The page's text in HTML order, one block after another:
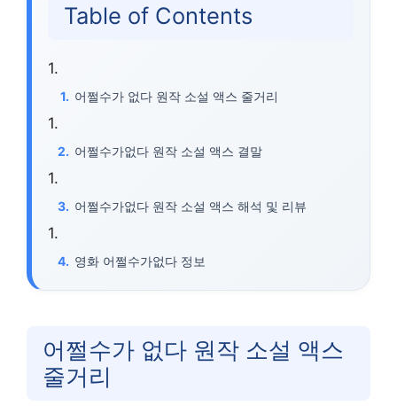
Table of Contents
어쩔수가 없다 원작 소설 액스 줄거리
어쩔수가없다 원작 소설 액스 결말
어쩔수가없다 원작 소설 액스 해석 및 리뷰
영화 어쩔수가없다 정보
어쩔수가 없다 원작 소설 액스
줄거리